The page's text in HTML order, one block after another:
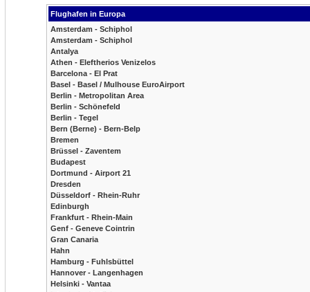
Flughafen in Europa
Amsterdam - Schiphol
Amsterdam - Schiphol
Antalya
Athen - Eleftherios Venizelos
Barcelona - El Prat
Basel - Basel / Mulhouse EuroAirport
Berlin - Metropolitan Area
Berlin - Schönefeld
Berlin - Tegel
Bern (Berne) - Bern-Belp
Bremen
Brüssel - Zaventem
Budapest
Dortmund - Airport 21
Dresden
Düsseldorf - Rhein-Ruhr
Edinburgh
Frankfurt - Rhein-Main
Genf - Geneve Cointrin
Gran Canaria
Hahn
Hamburg - Fuhlsbüttel
Hannover - Langenhagen
Helsinki - Vantaa